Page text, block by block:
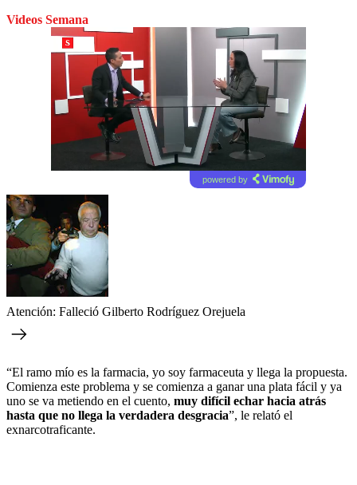
Videos Semana
powered by
Atención: Falleció Gilberto Rodríguez Orejuela
“El ramo mío es la farmacia, yo soy farmaceuta y llega la propuesta.
Comienza este problema y se comienza a ganar una plata fácil y ya
uno se va metiendo en el cuento, muy difícil echar hacia atrás
hasta que no llega la verdadera desgracia”, le relató el
exnarcotraficante.